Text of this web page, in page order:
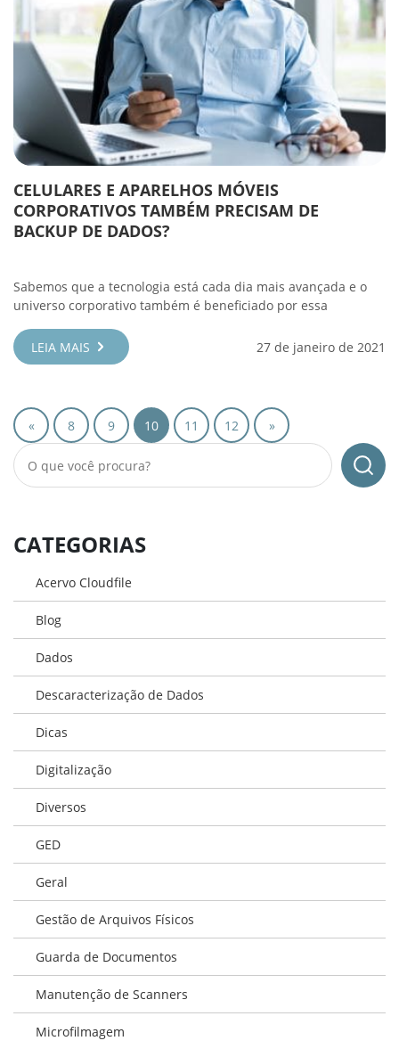
CELULARES E APARELHOS MÓVEIS
CORPORATIVOS TAMBÉM PRECISAM DE
BACKUP DE DADOS?
Sabemos que a tecnologia está cada dia mais avançada e o
universo corporativo também é beneficiado por essa
LEIA MAIS 27 de janeiro de 2021
« 8 9 10 11 12 »
CATEGORIAS
Acervo Cloudfile
Blog
Dados
Descaracterização de Dados
Dicas
Digitalização
Diversos
GED
Geral
Gestão de Arquivos Físicos
Guarda de Documentos
Manutenção de Scanners
Microfilmagem